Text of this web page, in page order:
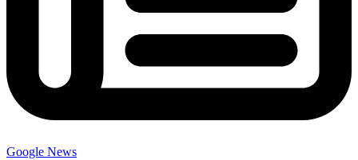
Google News